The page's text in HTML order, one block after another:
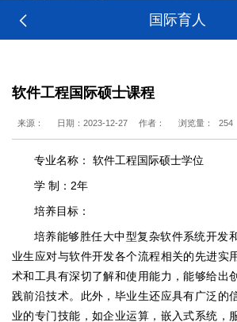
国际育人
软件工程国际硕士课程
来源： 日期：2023-12-27 作者： 浏览量： 254
专业名称： 软件工程国际硕士学位
学 制：2年
培养目标：
培养能够胜任大中型复杂软件系统开发
业生应对与软件开发各个流程相关的先进实
术和工具有深切了解和使用能力，能够给出
践前沿技术。此外，毕业生还应具有广泛的
业的专门技能，如企业运算，嵌入式系统，